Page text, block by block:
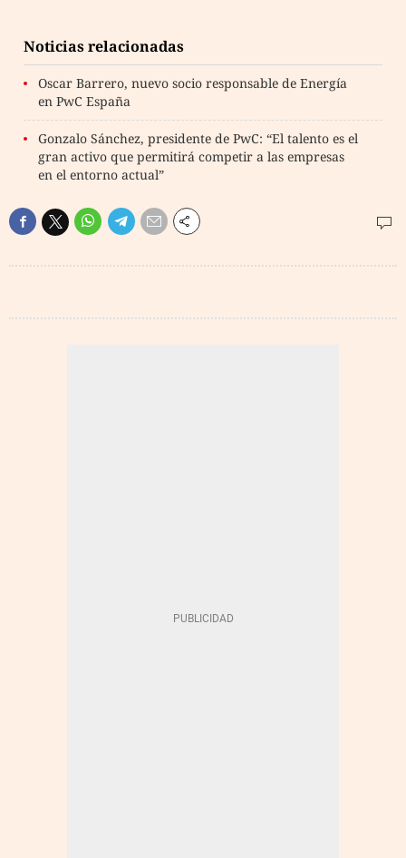
Noticias relacionadas
Oscar Barrero, nuevo socio responsable de Energía
en PwC España
Gonzalo Sánchez, presidente de PwC: “El talento es el
gran activo que permitirá competir a las empresas
en el entorno actual”